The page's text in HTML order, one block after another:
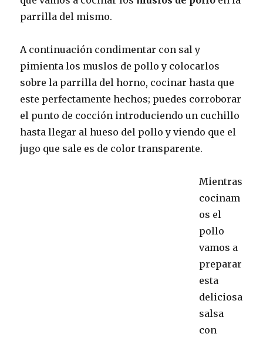
parrilla del mismo.
A continuación condimentar con sal y
pimienta los muslos de pollo y colocarlos
sobre la parrilla del horno, cocinar hasta que
este perfectamente hechos; puedes corroborar
el punto de cocción introduciendo un cuchillo
hasta llegar al hueso del pollo y viendo que el
jugo que sale es de color transparente.
Mientras
cocinam
os el
pollo
vamos a
preparar
esta
deliciosa
salsa
con